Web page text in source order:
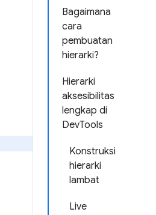
Bagaimana
cara
pembuatan
hierarki?
Hierarki
aksesibilitas
lengkap di
DevTools
Konstruksi
hierarki
lambat
Live